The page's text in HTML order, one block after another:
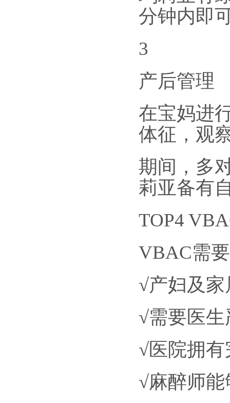
分钟内即
3
产后管理
在宝妈进
体征，观
期间，多
莉亚备有
TOP4
VBAC需
√产妇及
√需要医
√医院拥
√麻醉师